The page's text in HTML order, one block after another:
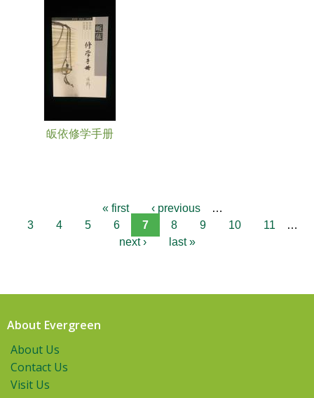
皈依修学手册
« first ‹ previous
…
3
4 5 6 7 8 9 10 11
…
next ›
last »
About Evergreen
About Us
Contact Us
Visit Us